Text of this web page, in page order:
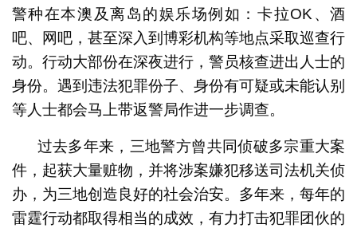
警种在本澳及离岛的娱乐场例如：卡拉OK、酒
吧、网吧，甚至深入到博彩机构等地点采取巡查行
动。行动大部份在深夜进行，警员核查进出人士的
身份。遇到违法犯罪份子、身份有可疑或未能认别
等人士都会马上带返警局作进一步调查。
过去多年来，三地警方曾共同侦破多宗重大案
件，起获大量赃物，并将涉案嫌犯移送司法机关侦
办，为三地创造良好的社会治安。多年来，每年的
雷霆行动都取得相当的成效，有力打击犯罪团伙的